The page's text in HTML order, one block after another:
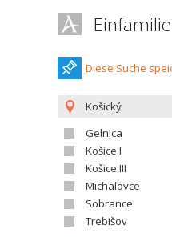
Diese Suche
Košický
Gelnica
Košice I
Košice III
Michalovce
Sobrance
Trebišov